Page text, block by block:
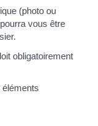
(photo ou
vous être
obligatoirement